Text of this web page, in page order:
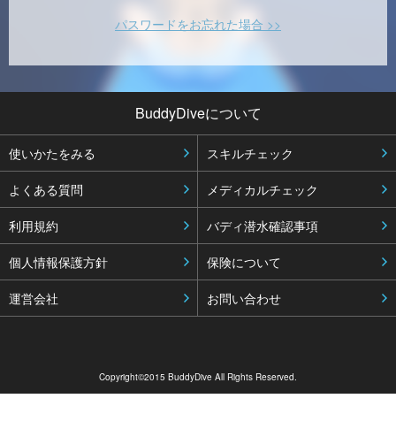
パスワードをお忘れた場合 >>
BuddyDiveについて
使いかたをみる スキルチェック
よくある質問 メディカルチェック
利用規約 バディ潜水確認事項
個人情報保護方針 保険について
運営会社 お問い合わせ
Copyright©2015 BuddyDive All Rights Reserved.